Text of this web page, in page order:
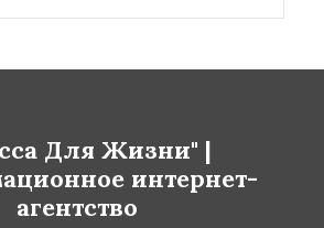
Для Жизни" |
интернет-
агентство